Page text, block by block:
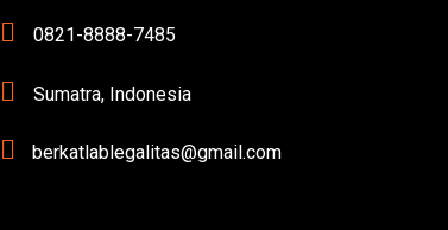
0821-8888-7485
Sumatra, Indonesia
berkatlablegalitas@gmail.com